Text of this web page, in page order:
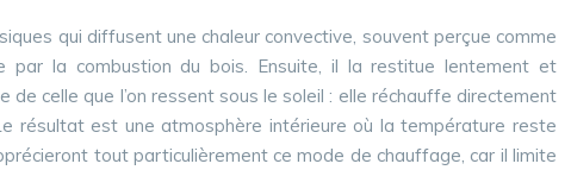
qui diffusent une chaleur convective, souvent perçue comme
par la combustion du bois. Ensuite, il la restitue lentement et
celle que l’on ressent sous le soleil : elle réchauffe directement
résultat est une atmosphère intérieure où la température reste
tout particulièrement ce mode de chauffage, car il limite